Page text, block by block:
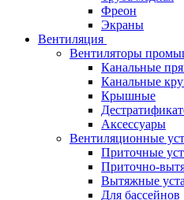
Фреон
Экраны
Вентиляция
Вентиляторы
Канальные
Канальные
Крышные
Аксессуары
Вентиляционные
Приточные
Приточно-
Вытяжные
Для бассейнов